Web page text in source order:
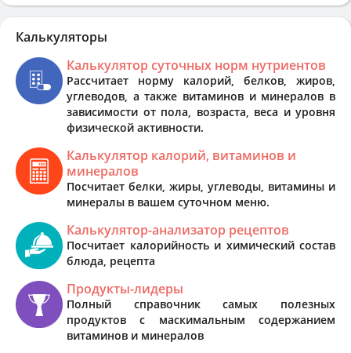
Калькуляторы
Калькулятор суточных норм нутриентов
Рассчитает норму калорий, белков, жиров,
углеводов, а также витаминов и минералов в
зависимости от пола, возраста, веса и уровня
физической активности.
Калькулятор калорий, витаминов и
минералов
Посчитает белки, жиры, углеводы, витамины и
минералы в вашем суточном меню.
Калькулятор-анализатор рецептов
Посчитает калорийность и химический состав
блюда, рецепта
Продукты-лидеры
Полный справочник самых полезных
продуктов с маскимальным содержанием
витаминов и минералов